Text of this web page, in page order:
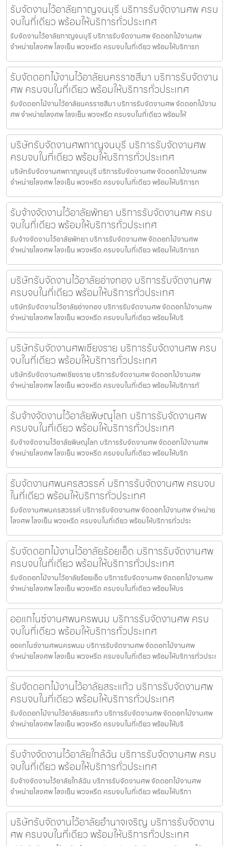
รับจัดงานไว้อาลัยกาญจนบุรี บริการรับจัดงานศพ ครบ
จบในที่เดียว พร้อมให้บริการทั่วประเทศ
รับจัดงานไว้อาลัยกาญจนบุรี บริการรับจัดงานศพ จัดดอกไม้งานศพ
จำหน่ายโลงศพ โลงเย็น พวงหรีด ครบจบในที่เดียว พร้อมให้บริการท
รับจัดดอกไม้งานไว้อาลัยนครราชสีมา บริการรับจัดงาน
ศพ ครบจบในที่เดียว พร้อมให้บริการทั่วประเทศ
รับจัดดอกไม้งานไว้อาลัยนครราชสีมา บริการรับจัดงานศพ จัดดอกไม้งาน
ศพ จำหน่ายโลงศพ โลงเย็น พวงหรีด ครบจบในที่เดียว พร้อมให้
บริษัทรับจัดงานศพกาญจนบุรี บริการรับจัดงานศพ
ครบจบในที่เดียว พร้อมให้บริการทั่วประเทศ
บริษัทรับจัดงานศพกาญจนบุรี บริการรับจัดงานศพ จัดดอกไม้งานศพ
จำหน่ายโลงศพ โลงเย็น พวงหรีด ครบจบในที่เดียว พร้อมให้บริการท
รับจ้างจัดงานไว้อาลัยพัทยา บริการรับจัดงานศพ ครบ
จบในที่เดียว พร้อมให้บริการทั่วประเทศ
รับจ้างจัดงานไว้อาลัยพัทยา บริการรับจัดงานศพ จัดดอกไม้งานศพ
จำหน่ายโลงศพ โลงเย็น พวงหรีด ครบจบในที่เดียว พร้อมให้บริการท
บริษัทรับจัดงานไว้อาลัยอ่างทอง บริการรับจัดงานศพ
ครบจบในที่เดียว พร้อมให้บริการทั่วประเทศ
บริษัทรับจัดงานไว้อาลัยอ่างทอง บริการรับจัดงานศพ จัดดอกไม้งานศพ
จำหน่ายโลงศพ โลงเย็น พวงหรีด ครบจบในที่เดียว พร้อมให้บริ
บริษัทรับจัดงานศพเชียงราย บริการรับจัดงานศพ ครบ
จบในที่เดียว พร้อมให้บริการทั่วประเทศ
บริษัทรับจัดงานศพเชียงราย บริการรับจัดงานศพ จัดดอกไม้งานศพ
จำหน่ายโลงศพ โลงเย็น พวงหรีด ครบจบในที่เดียว พร้อมให้บริการทั
รับจ้างจัดงานไว้อาลัยพิษณุโลก บริการรับจัดงานศพ
ครบจบในที่เดียว พร้อมให้บริการทั่วประเทศ
รับจ้างจัดงานไว้อาลัยพิษณุโลก บริการรับจัดงานศพ จัดดอกไม้งานศพ
จำหน่ายโลงศพ โลงเย็น พวงหรีด ครบจบในที่เดียว พร้อมให้บริก
รับจัดงานศพนครสวรรค์ บริการรับจัดงานศพ ครบจบ
ในที่เดียว พร้อมให้บริการทั่วประเทศ
รับจัดงานศพนครสวรรค์ บริการรับจัดงานศพ จัดดอกไม้งานศพ จำหน่าย
โลงศพ โลงเย็น พวงหรีด ครบจบในที่เดียว พร้อมให้บริการทั่วประ
รับจัดดอกไม้งานไว้อาลัยร้อยเอ็ด บริการรับจัดงานศพ
ครบจบในที่เดียว พร้อมให้บริการทั่วประเทศ
รับจัดดอกไม้งานไว้อาลัยร้อยเอ็ด บริการรับจัดงานศพ จัดดอกไม้งานศพ
จำหน่ายโลงศพ โลงเย็น พวงหรีด ครบจบในที่เดียว พร้อมให้บร
ออแกไนซ์งานศพนครพนม บริการรับจัดงานศพ ครบ
จบในที่เดียว พร้อมให้บริการทั่วประเทศ
ออแกไนซ์งานศพนครพนม บริการรับจัดงานศพ จัดดอกไม้งานศพ
จำหน่ายโลงศพ โลงเย็น พวงหรีด ครบจบในที่เดียว พร้อมให้บริการทั่วประเ
รับจัดดอกไม้งานไว้อาลัยสระแก้ว บริการรับจัดงานศพ
ครบจบในที่เดียว พร้อมให้บริการทั่วประเทศ
รับจัดดอกไม้งานไว้อาลัยสระแก้ว บริการรับจัดงานศพ จัดดอกไม้งานศพ
จำหน่ายโลงศพ โลงเย็น พวงหรีด ครบจบในที่เดียว พร้อมให้บริ
รับจ้างจัดงานไว้อาลัยใกล้ฉัน บริการรับจัดงานศพ ครบ
จบในที่เดียว พร้อมให้บริการทั่วประเทศ
รับจ้างจัดงานไว้อาลัยใกล้ฉัน บริการรับจัดงานศพ จัดดอกไม้งานศพ
จำหน่ายโลงศพ โลงเย็น พวงหรีด ครบจบในที่เดียว พร้อมให้บริกา
บริษัทรับจัดงานไว้อาลัยอำนาจเจริญ บริการรับจัดงาน
ศพ ครบจบในที่เดียว พร้อมให้บริการทั่วประเทศ